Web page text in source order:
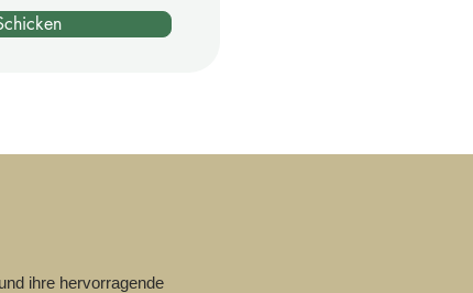
ihre hervorragende